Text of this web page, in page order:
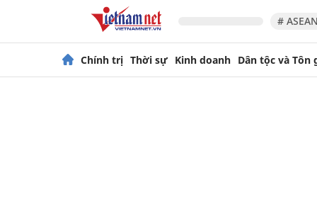
#
Chính trị Thời sự Kinh doanh Dân tộc và Tôn